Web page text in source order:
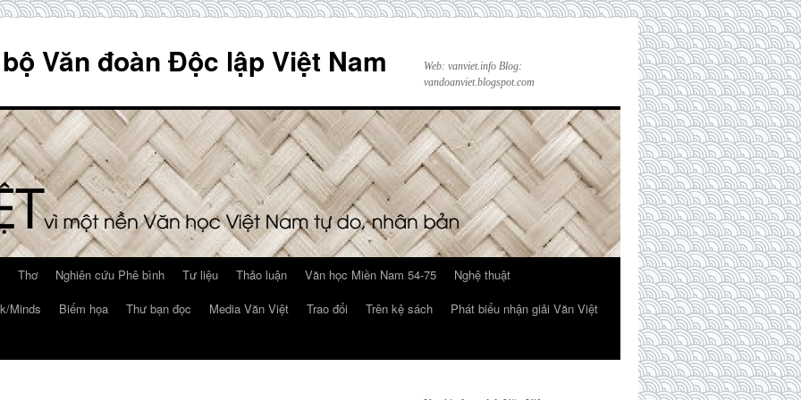
Văn đoàn Độc lập Việt Nam
Web: vanviet.info Blog:
vandoanviet.blogspot.com
Thơ Nghiên cứu Phê bình Tư liệu Thảo luận Văn học Miền Nam 54-75
Nghệ thuật
Minds Biếm họa Thư bạn đọc Media Văn Việt Trao đổi Trên kệ sách
Phát biểu nhận giải Văn Việt